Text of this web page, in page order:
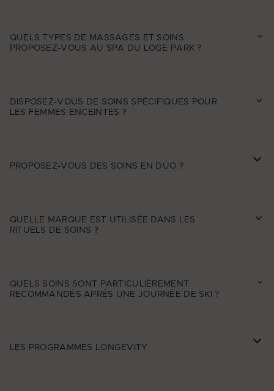
QUELS TYPES DE MASSAGES ET SOINS
PROPOSEZ-VOUS AU SPA DU LOGE PARK ?
DISPOSEZ-VOUS DE SOINS SPÉCIFIQUES POUR
LES FEMMES ENCEINTES ?
PROPOSEZ-VOUS DES SOINS EN DUO ?
QUELLE MARQUE EST UTILISÉE DANS LES
RITUELS DE SOINS ?
QUELS SOINS SONT PARTICULIÈREMENT
RECOMMANDÉS APRÈS UNE JOURNÉE DE SKI ?
LES PROGRAMMES LONGEVITY